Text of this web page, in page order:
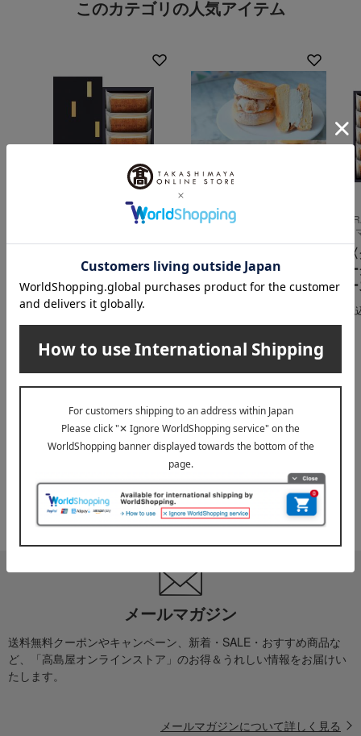
このカテゴリの人気アイテム
GRAMERCY NEWYORK（グ
ーキ（NC-10）
税込 1,080 円
LionCAFE（ライオンカフェ）
ふわふわパンケーキサ
ンド定番10個入りbox
税込 4,280 円
税
INFORMATION
2026年07月29日
お届け遅延のお知らせ
2025年10月03日
『お届け先のご住所』ご確認のお願い
メールマガジン
送料無料クーポンやキャンペーン、新着・SALE・おすすめ商品な
ど、「高島屋オンラインストア」のお得＆うれしい情報をお届けい
たします。
メールマガジンについて詳しく見る